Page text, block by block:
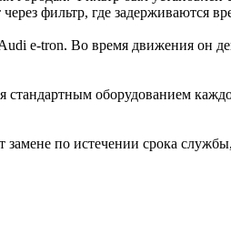
фильтр, где задерживаются
e-tron. Во время движения он
оборудованием
по истечении срока